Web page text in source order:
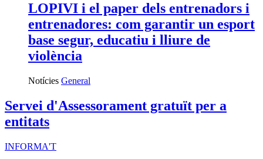
LOPIVI i el paper dels entrenadors i
entrenadores: com garantir un esport
base segur, educatiu i lliure de
violència
Notícies General
Servei d'Assessorament gratuït per a
entitats
INFORMA'T